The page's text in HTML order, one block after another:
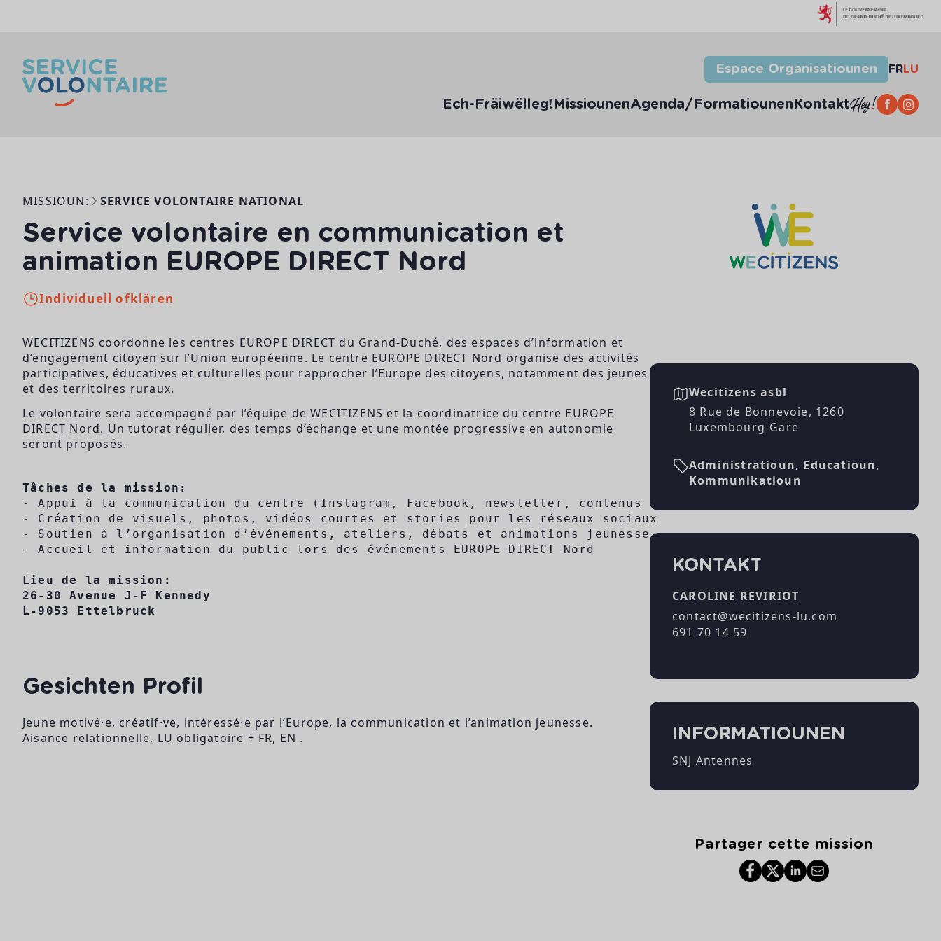
Espace Organisatiounen FRLU
Ech-Fräiwëlleg! MissiounenAgenda/FormatiounenKontakt
MISSIOUN: SERVICE VOLONTAIRE NATIONAL
Service volontaire en communication et
animation EUROPE DIRECT Nord
Individuell ofklären
WECITIZENS coordonne les centres EUROPE DIRECT du Grand-Duché, des espaces d’information et
d’engagement citoyen sur l’Union européenne. Le centre EUROPE DIRECT Nord organise des activités
participatives, éducatives et culturelles pour rapprocher l’Europe des citoyens, notamment des jeunes
et des territoires ruraux.
Le volontaire sera accompagné par l’équipe de WECITIZENS et la coordinatrice du centre EUROPE
DIRECT Nord. Un tutorat régulier, des temps d’échange et une montée progressive en autonomie
seront proposés.
Tâches de la mission:
- Appui à la communication du centre (Instagram, Facebook, newsletter, contenus web)
- Création de visuels, photos, vidéos courtes et stories pour les réseaux sociaux
- Soutien à l’organisation d’événements, ateliers, débats et animations jeunesse
- Accueil et information du public lors des événements EUROPE DIRECT Nord
Lieu de la mission:
26-30 Avenue J-F Kennedy
L-9053 Ettelbruck
Gesichten Profil
Jeune motivé·e, créatif·ve, intéressé·e par l’Europe, la communication et l’animation jeunesse.
Aisance relationnelle, LU obligatoire + FR, EN .
Wecitizens asbl
8 Rue de Bonnevoie, 1260
Luxembourg-Gare
Administratioun, Educatioun,
Kommunikatioun
KONTAKT
CAROLINE REVIRIOT
contact@wecitizens-lu.com
691 70 14 59
INFORMATIOUNEN
SNJ Antennes
Partager cette mission